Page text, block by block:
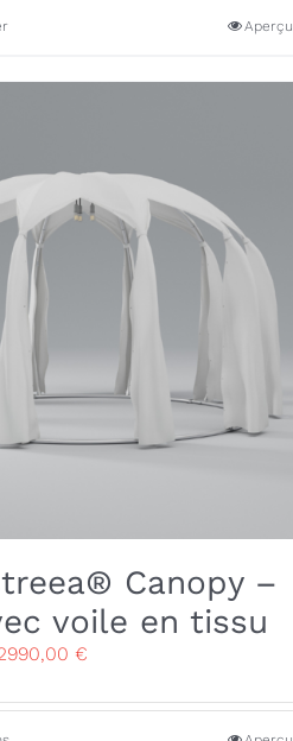
Aperçu
Canopy –
voile en tissu
€Plage
prix :